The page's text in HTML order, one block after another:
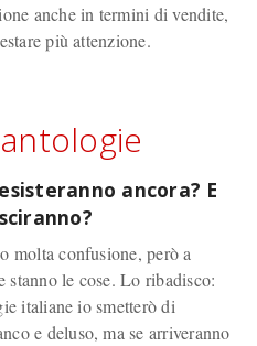
anche in termini di vendite,
più attenzione.
ancora? E
molta confusione, però a
stanno le cose. Lo ribadisco:
italiane io smetterò di
e deluso, ma se arriveranno